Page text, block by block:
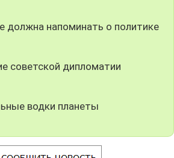
должна напоминать о политике
советской дипломатии
водки планеты